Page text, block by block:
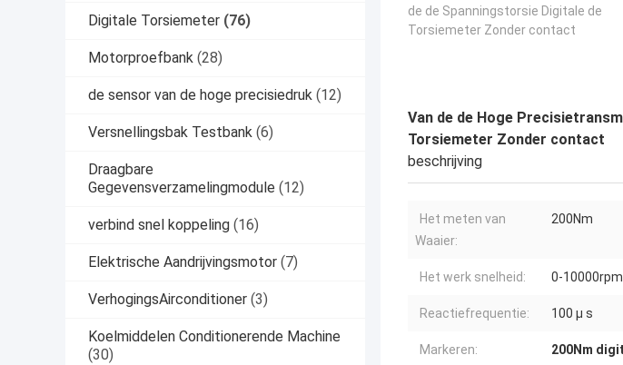
Digitale Torsiemeter (76)
Motorproefbank (28)
de sensor van de hoge precisiedruk (12)
Versnellingsbak Testbank (6)
Draagbare
Gegevensverzamelingmodule (12)
verbind snel koppeling (16)
Elektrische Aandrijvingsmotor (7)
VerhogingsAirconditioner (3)
Koelmiddelen Conditionerende Machine
(30)
de de Spanningstorsie Digitale de
Torsiemeter Zonder contact
Van de de Hoge
Torsiemeter Zonder contact
beschrijving
Het meten van
Waaier:
200Nm
Het werk snelheid: 0-10000rpm
Reactiefrequentie: 100 μ s
Markeren: 200Nm